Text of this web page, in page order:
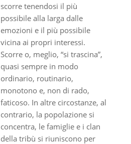
scorre tenendosi il più
possibile alla larga dalle
emozioni e il più possibile
vicina ai propri interessi.
Scorre o, meglio, “si trascina”,
quasi sempre in modo
ordinario, routinario,
monotono e, non di rado,
faticoso. In altre circostanze, al
contrario, la popolazione si
concentra, le famiglie e i clan
della tribù si riuniscono per